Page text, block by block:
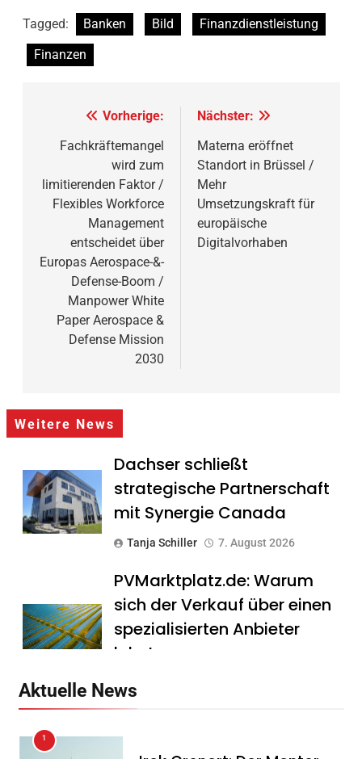
Tagged: Banken Bild
Finanzdienstleistung
Finanzen
Beitragsnavigation
Vorherige:
Fachkräftemangel
wird zum
limitierenden Faktor /
Flexibles Workforce
Management
entscheidet über
Europas Aerospace-&-
Defense-Boom /
Manpower White
Paper Aerospace &
Defense Mission
2030
Nächster:
Materna eröffnet
Standort in Brüssel /
Mehr
Umsetzungskraft für
europäische
Digitalvorhaben
Weitere News
Dachser schließt
strategische Partnerschaft
mit Synergie Canada
Tanja Schiller 7. August 2026
PVMarktplatz.de: Warum
sich der Verkauf über einen
spezialisierten Anbieter
lohnt
Aktuelle News
1